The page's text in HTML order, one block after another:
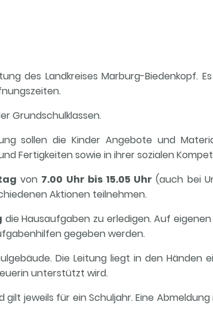
des Landkreises Marburg-Biedenkopf.
Grundschulklassen.
sollen die Kinder Angebote und
Fertigkeiten sowie in ihrer sozialen
von 7.00 Uhr bis 15.05 Uhr (auch bei
Aktionen teilnehmen.
die Hausaufgaben zu erledigen. Auf
gegeben werden.
Die Leitung liegt in den Händen
unterstützt wird.
jeweils für ein Schuljahr. Eine